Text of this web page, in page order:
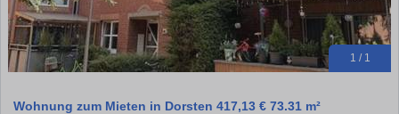
1 / 1
Wohnung zum Mieten in Dorsten 417,13 € 73.31 m²